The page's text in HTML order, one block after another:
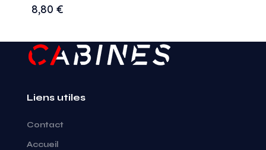
8,80 €
Liens utiles
Contact
Accueil